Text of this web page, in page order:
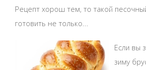
Рецепт хорош тем, то такой
готовить не только...
Если вы
зиму